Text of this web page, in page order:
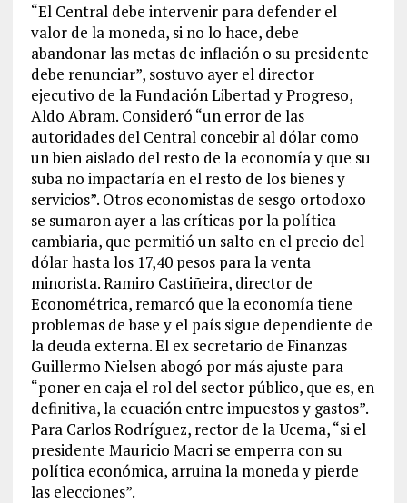
“El Central debe intervenir para defender el
valor de la moneda, si no lo hace, debe
abandonar las metas de inflación o su presidente
debe renunciar”, sostuvo ayer el director
ejecutivo de la Fundación Libertad y Progreso,
Aldo Abram. Consideró “un error de las
autoridades del Central concebir al dólar como
un bien aislado del resto de la economía y que su
suba no impactaría en el resto de los bienes y
servicios”. Otros economistas de sesgo ortodoxo
se sumaron ayer a las críticas por la política
cambiaria, que permitió un salto en el precio del
dólar hasta los 17,40 pesos para la venta
minorista. Ramiro Castiñeira, director de
Econométrica, remarcó que la economía tiene
problemas de base y el país sigue dependiente de
la deuda externa. El ex secretario de Finanzas
Guillermo Nielsen abogó por más ajuste para
“poner en caja el rol del sector público, que es, en
definitiva, la ecuación entre impuestos y gastos”.
Para Carlos Rodríguez, rector de la Ucema, “si el
presidente Mauricio Macri se emperra con su
política económica, arruina la moneda y pierde
las elecciones”.